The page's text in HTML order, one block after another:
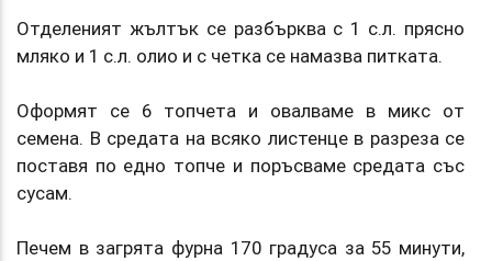
Отделеният жълтък се разбърква с 1 с.л. прясно
мляко и 1 с.л. олио и с четка се намазва питката.
Оформят се 6 топчета и овалваме в микс от
семена. В средата на всяко листенце в разреза се
поставя по едно топче и поръсваме средата със
сусам.
Печем в загрята фурна 170 градуса за 55 минути,